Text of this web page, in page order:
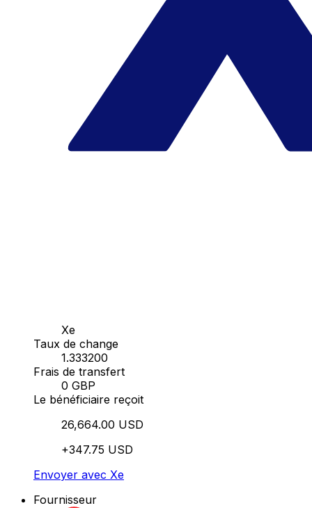
Xe
Taux de change
1.333200
Frais de transfert
0 GBP
Le bénéficiaire reçoit
26,664.00 USD
+347.75 USD
Envoyer avec Xe
Fournisseur